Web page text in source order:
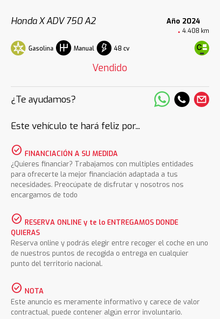
Honda X ADV 750 A2 Año 2024
4.408 km
Gasolina Manual 48 cv
Vendido
¿Te ayudamos?
Este vehículo te hará feliz por...
check_circle FINANCIACIÓN A SU MEDIDA
¿Quieres financiar? Trabajamos con multiples entidades
para ofrecerte la mejor financiación adaptada a tus
necesidades. Preocúpate de disfrutar y nosotros nos
encargamos de todo
check_circle RESERVA ONLINE y te lo ENTREGAMOS DONDE
QUIERAS
Reserva online y podrás elegir entre recoger el coche en uno
de nuestros puntos de recogida o entrega en cualquier
punto del territorio nacional.
check_circle NOTA
Este anuncio es meramente informativo y carece de valor
contractual, puede contener algún error involuntario.